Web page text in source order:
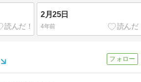
2月25日
4年前